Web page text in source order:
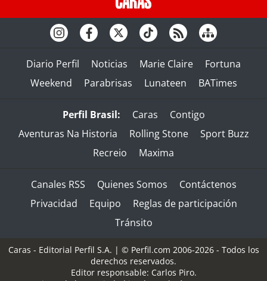
Diario Perfil Noticias Marie Claire
Fortuna
Weekend
Parabrisas Lunateen BATimes
Perfil Brasil: Caras
Contigo
Aventuras Na Historia
Rolling Stone
Sport Buzz
Recreio
Maxima
Canales RSS Quienes Somos
Contáctenos
Privacidad
Equipo
Reglas de participación
Tránsito
Caras - Editorial Perfil S.A. | © Perfil.com 2006-2026 - Todos los
derechos reservados.
Editor responsable: Carlos Piro.